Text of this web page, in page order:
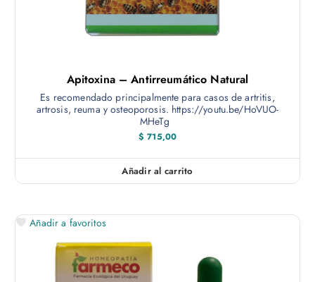
Apitoxina – Antirreumático Natural
Es recomendado principalmente para casos de artritis,
artrosis, reuma y osteoporosis. https://youtu.be/HoVUO-
MHeTg
$ 715,00
Añadir al carrito
Añadir a favoritos